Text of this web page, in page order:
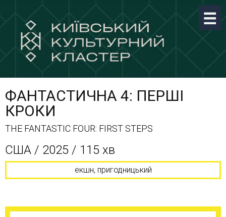
ФАНТАСТИЧНА 4: ПЕРШІ
КРОКИ
THE FANTASTIC FOUR: FIRST STEPS
США / 2025 / 115 хв
екшн, пригодницький